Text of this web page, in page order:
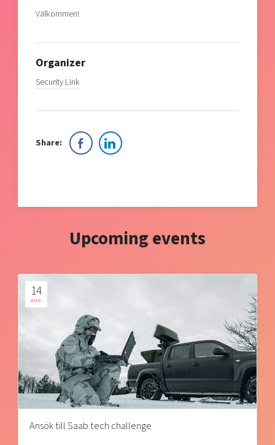
Välkommen!
Organizer
Security Link
Share:
Upcoming events
14
AUG
Ansök till Saab tech challenge